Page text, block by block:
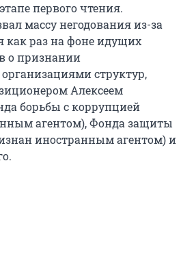
первого чтения.
массу негодования из-за
как раз на фоне идущих
о признании
структур,
Алексеем
борьбы с коррупцией
агентом), Фонда защиты
иностранным агентом) и